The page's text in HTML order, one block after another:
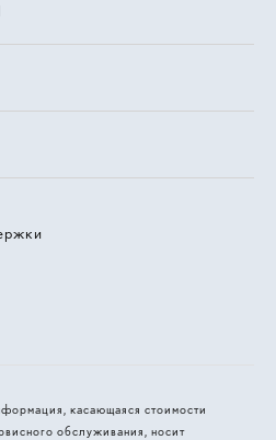
касающаяся стоимости
обслуживания, носит